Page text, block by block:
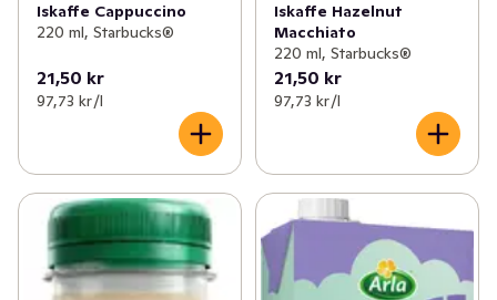
Iskaffe Cappuccino
220 ml, Starbucks®
21,50 kr
97,73 kr /l
Iskaffe Hazelnut
Macchiato
220 ml, Starbucks®
21,50 kr
97,73 kr /l